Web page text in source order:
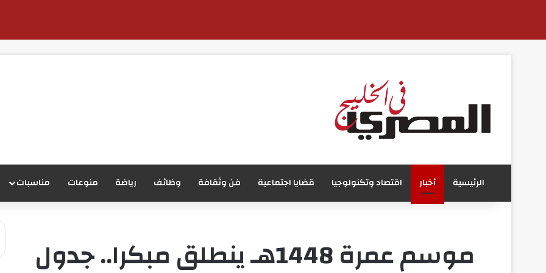
الرئيسية أخبار اقتصاد وتكنولوجيا قضايا اجتماعية فن وثقافة وظائف رياضة منوعات مناسبات
موسم عمرة 1448هـ ينطلق مبكرا.. جدول